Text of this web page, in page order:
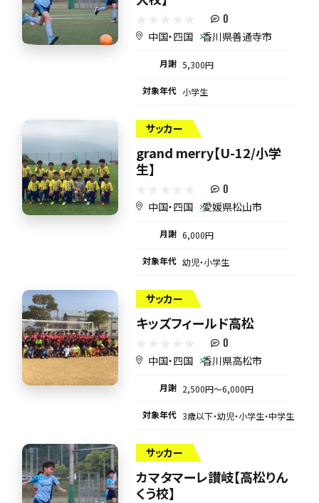
0
中国・四国 香川県善通寺市
月謝 5,300円
対象年代 小学生
サッカー
grand merry【U-12/小学
生】
0
中国・四国 愛媛県松山市
月謝 6,000円
対象年代 幼児・小学生
サッカー
キッズフィールド高松
0
中国・四国 香川県高松市
月謝 2,500円〜6,000円
対象年代 3歳以下・幼児・小学生・中学生
サッカー
カマタマーレ讃岐【高松りん
くう校】